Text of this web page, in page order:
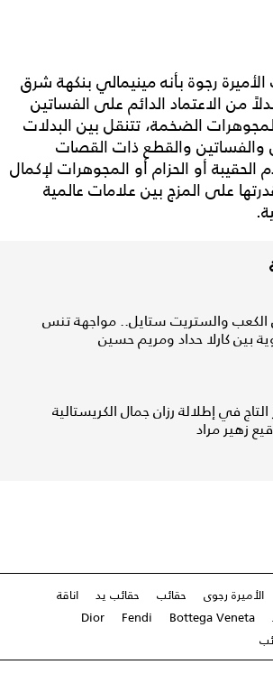
رجوة بأنه مينيمالي بنكهة شرق
من الاعتماد الدائم على الفساتين
الضخمة، تتنقل بين البدلات
والفساتين والقطع ذات القصات
أو الحزام أو المجوهرات لإكمال
على المزج بين علامات عالمية
الكعب والستريت ستايل.. مواجهة تنس
بين كارلا حداد ومريم حسين
في إطلالة رزان جمال الكريستالية
زهير مراد
الأميرة رجوى حقائب حقائب يد
اناقة
Bottega Veneta
Fendi
Dior